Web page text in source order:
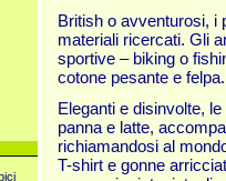
British o avventurosi, i
materiali ricercati. Gli
sportive – biking o
cotone pesante e felpa.
Eleganti e disinvolte,
panna e latte,
richiamandosi al
T-shirt e gonne